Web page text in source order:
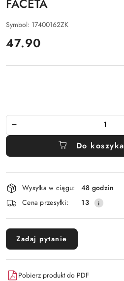
FACETA
Symbol: 17400162ZK
cena:
47.90
Do koszyka
Dostępność
i
dostawa
Wysyłka w ciągu:
48 godzin
Cena przesyłki:
13
Zadaj pytanie
Pobierz produkt do PDF